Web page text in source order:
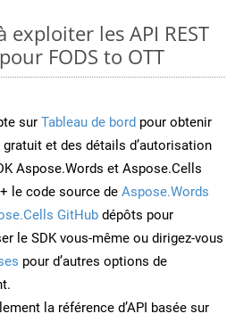
exploiter les API REST
FODS to OTT
sur Tableau de bord pour obtenir
gratuit et des détails d’autorisation
Aspose.Words et Aspose.Cells
le code source de Aspose.Words
GitHub dépôts pour
le SDK vous-même ou dirigez-vous
pour d’autres options de
la référence d’API basée sur